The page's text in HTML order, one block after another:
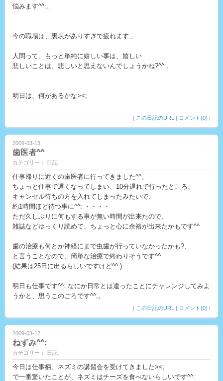
悩みます^^:。
今の職場は、裏表がありすぎで疲れます;;
人間って、もっと単純に嬉しい事は、嬉しい
悲しいことは、悲しいと思えないんでしょうかね?^^:。
明日は、何があるかな><;
| この日記のURL | コメント(0) |
2009-03-13
歯医者^^
カテゴリー： 日記
仕事帰りに近くの歯医者に行ってきました^^。
ちょっと仕事で遅くなってしまい、10分遅れで行ったところ、
キャンセル待ちの方を入れてしまったみたいで、
約1時間ほど待つ事に^^: ・・・・
ただ久しぶりに何もする事が無い時間が出来たので、
雑誌などゆっくり読めて、ちょっと心に余裕が出来たかもです^^
歯の治療も何とか神経にまで虫歯が行っていなかったかも?、
と言うことなので、簡単な治療で終わりそうです^^
(結果は25日に出るらしいですけど^^:)
明日も仕事です^^: なにか日常とは違ったことにチャレンジしてみよ
うかと、思うこのごろです^^;。
| この日記のURL | コメント(0) |
2009-03-12
ねずみ^^:
カテゴリー： 日記
今日は仕事柄、ネズミの講習会を受けてきました><;
で一番驚いたことが、ネズミはチーズを食べないらしいです^^: